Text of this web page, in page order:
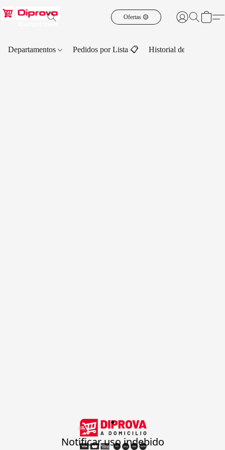
Ofertas 🟡
Departamentos Pedidos por Lista 📋 Historial de Pedidos
.
Notificar uso indebido